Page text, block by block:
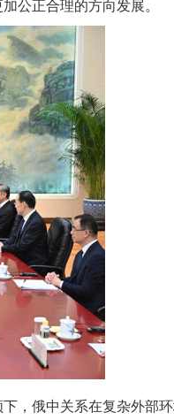
公正合理的方向发展。
，俄中关系在复杂外部
行业协会接连发公